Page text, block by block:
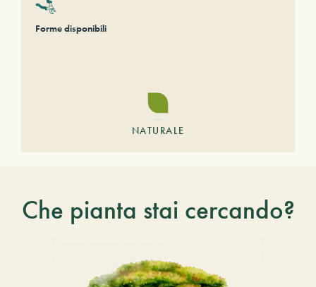
Forme disponibili
NATURALE
Che pianta stai cercando?